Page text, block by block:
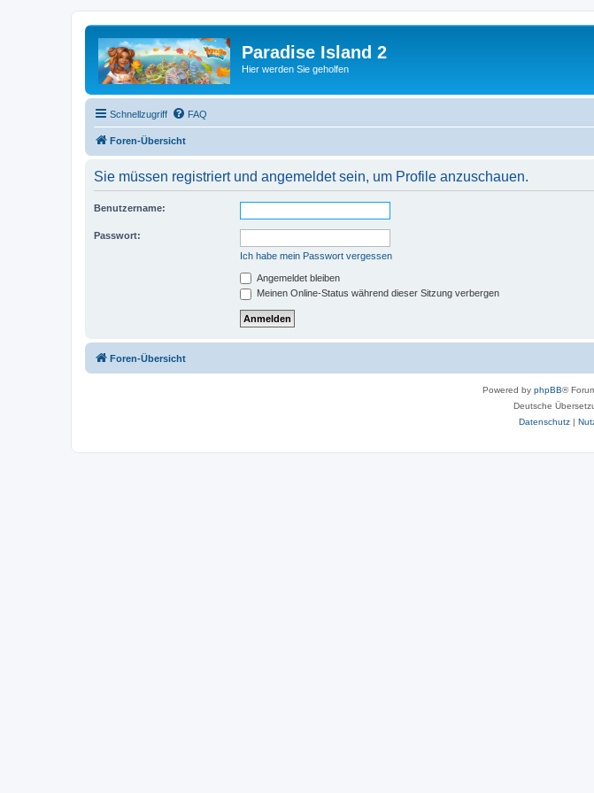
Paradise Island 2
Hier werden Sie geholfen
Schnellzugriff FAQ
Foren-Übersicht
Sie müssen registriert und angemeldet sein, um Profile anzuschauen.
Benutzername:
Passwort:
Ich habe mein Passwort vergessen
Angemeldet bleiben
Meinen Online-Status während dieser Sitzung verbergen
Foren-Übersicht
Powered by phpBB®
Deutsche
Datenschutz|